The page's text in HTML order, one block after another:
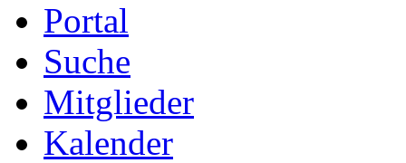
Portal
Suche
Mitglieder
Kalender